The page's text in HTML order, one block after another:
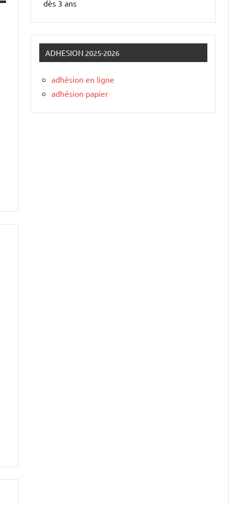
dès 3 ans
ADHESION 2025-2026
adhésion en ligne
adhésion papier